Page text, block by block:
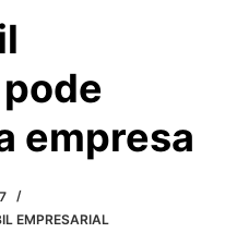
empresa
EMPRESARIAL